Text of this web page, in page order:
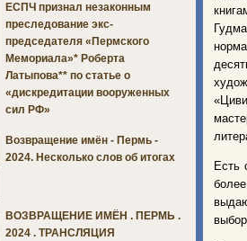
Есть
ЕСПЧ признал незаконным
преследование экс-
председателя «Пермского
Мемориала»* Роберта
Латыпова** по статье о
«дискредитации вооруженных
сил РФ»
Возвращение имён - Пермь -
2024. Несколько слов об итогах
ВОЗВРАЩЕНИЕ ИМЁН . ПЕРМЬ .
2024 . ТРАНСЛЯЦИЯ